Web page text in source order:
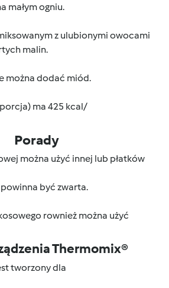
małym ogniu.
z ulubionymi owocami
malin.
można dodać miód.
ma 425 kcal/
Porady
można użyć innej lub płatków
być zwarta.
rownież można użyć
Thermomix®
tworzony dla